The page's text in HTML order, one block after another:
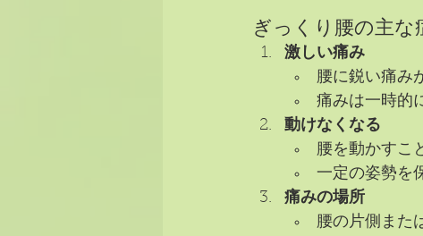
ぎっくり腰の主な
激しい痛み
腰に鋭い痛み
痛みは一時的
動けなくなる
腰を動かすこ
一定の姿勢を
痛みの場所
腰の片側また